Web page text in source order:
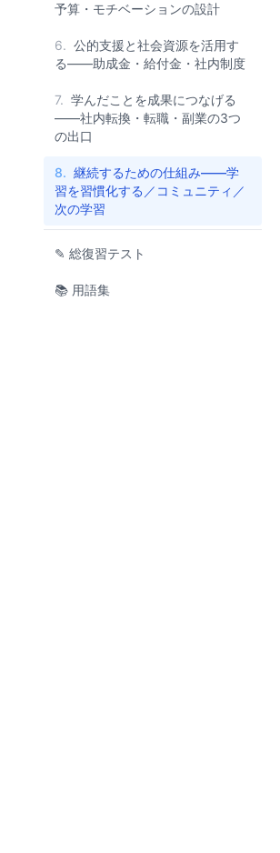
予算・モチベーションの設計
6. 公的支援と社会資源を活用す
る——助成金・給付金・社内制度
7. 学んだことを成果につなげる
——社内転換・転職・副業の3つ
の出口
8. 継続するための仕組み——学
習を習慣化する／コミュニティ／
次の学習
✎ 総復習テスト
📚 用語集